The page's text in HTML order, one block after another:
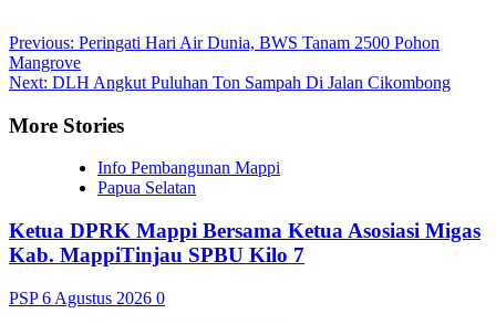
Post
navigation
Previous: Peringati Hari Air Dunia, BWS Tanam 2500 Pohon
Mangrove
Next: DLH Angkut Puluhan Ton Sampah Di Jalan Cikombong
More Stories
Info Pembangunan Mappi
Papua Selatan
Ketua DPRK Mappi Bersama Ketua Asosiasi Migas
Kab. MappiTinjau SPBU Kilo 7
PSP6 Agustus 2026 0